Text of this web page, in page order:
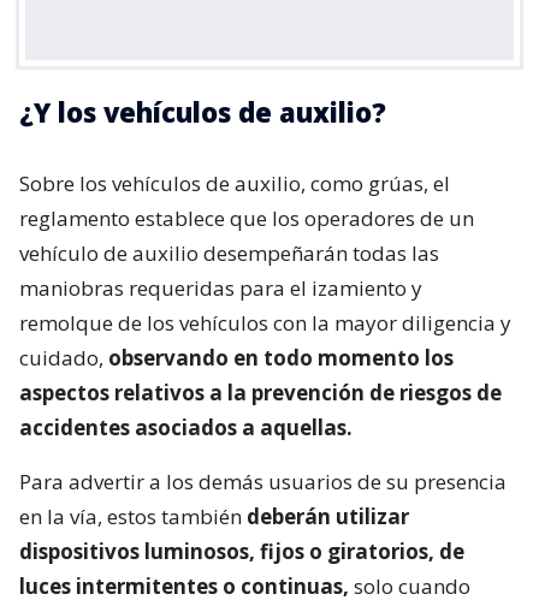
¿Y los vehículos de auxilio?
Sobre los vehículos de auxilio, como grúas, el
reglamento establece que los operadores de un
vehículo de auxilio desempeñarán todas las
maniobras requeridas para el izamiento y
remolque de los vehículos con la mayor diligencia y
cuidado, observando en todo momento los
aspectos relativos a la prevención de riesgos de
accidentes asociados a aquellas.
Para advertir a los demás usuarios de su presencia
en la vía, estos también deberán utilizar
dispositivos luminosos, fijos o giratorios, de
luces intermitentes o continuas, solo cuando